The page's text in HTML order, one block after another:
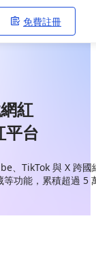
免費註冊
紅
平台
、TikTok 與 X 跨國
功能，累積超過 5